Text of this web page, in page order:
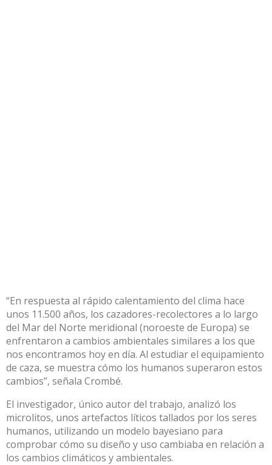
“En respuesta al rápido calentamiento del clima hace
unos 11.500 años, los cazadores-recolectores a lo largo
del Mar del Norte meridional (noroeste de Europa) se
enfrentaron a cambios ambientales similares a los que
nos encontramos hoy en día. Al estudiar el equipamiento
de caza, se muestra cómo los humanos superaron estos
cambios”, señala Crombé.
El investigador, único autor del trabajo, analizó los
microlitos, unos artefactos líticos tallados por los seres
humanos, utilizando un modelo bayesiano para
comprobar cómo su diseño y uso cambiaba en relación a
los cambios climáticos y ambientales.